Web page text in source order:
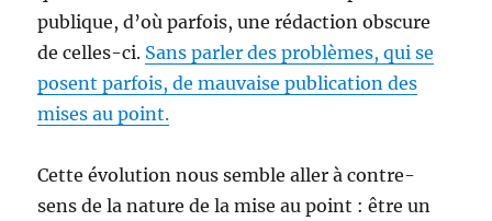
publique, d’où parfois, une rédaction obscure
de celles-ci. Sans parler des problèmes, qui se
posent parfois, de mauvaise publication des
mises au point.
Cette évolution nous semble aller à contre-
sens de la nature de la mise au point : être un